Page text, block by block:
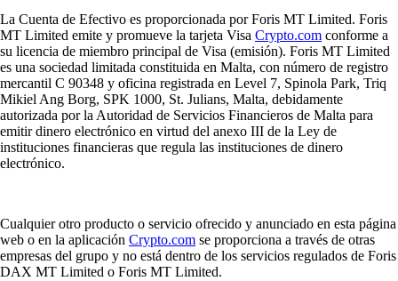
La Cuenta de Efectivo es proporcionada por Foris MT Limited. Foris
MT Limited emite y promueve la tarjeta Visa Crypto.com conforme a
su licencia de miembro principal de Visa (emisión). Foris MT Limited
es una sociedad limitada constituida en Malta, con número de registro
mercantil C 90348 y oficina registrada en Level 7, Spinola Park, Triq
Mikiel Ang Borg, SPK 1000, St. Julians, Malta, debidamente
autorizada por la Autoridad de Servicios Financieros de Malta para
emitir dinero electrónico en virtud del anexo III de la Ley de
instituciones financieras que regula las instituciones de dinero
electrónico.
Cualquier otro producto o servicio ofrecido y anunciado en esta página
web o en la aplicación Crypto.com se proporciona a través de otras
empresas del grupo y no está dentro de los servicios regulados de Foris
DAX MT Limited o Foris MT Limited.